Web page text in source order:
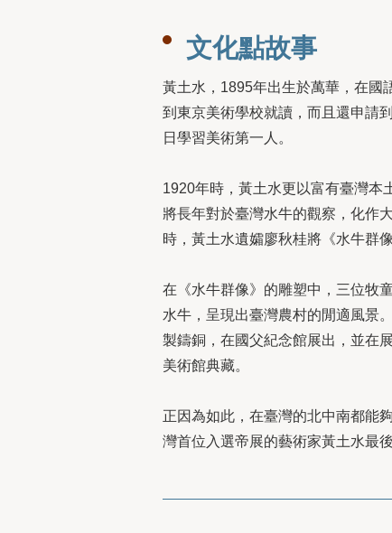
文化點故事
黃土水，1895年出生於萬華，在國
到東京美術學校就讀，而且還申請
日學習美術第一人。
1920年時，黃土水更以富有臺灣本
將長年對於臺灣水牛的觀察，化作
時，黃土水遺孀廖秋桂將《水牛群
在《水牛群像》的雕塑中，三位牧
水牛，呈現出臺灣農村的閒適風景
製鑄銅，在國父紀念館展出，並在
美術館典藏。
正因為如此，在臺灣的北中南都能
灣首位入選帝展的藝術家黃土水最